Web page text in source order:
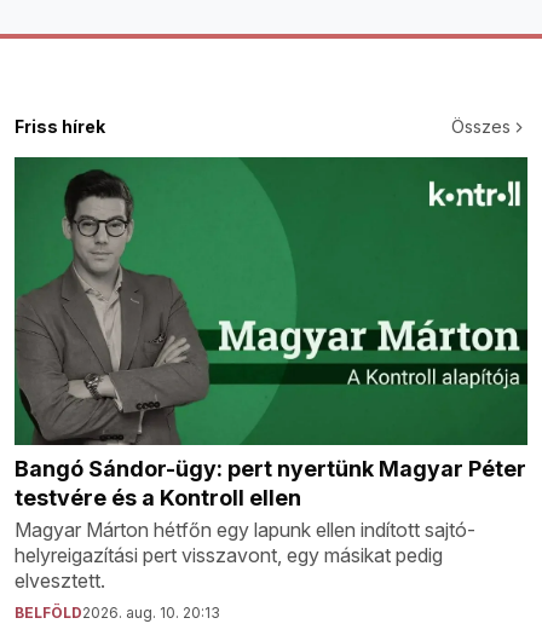
Friss hírek Összes
Bangó Sándor-ügy: pert nyertünk Magyar Péter
testvére és a Kontroll ellen
Magyar Márton hétfőn egy lapunk ellen indított sajtó-
helyreigazítási pert visszavont, egy másikat pedig
elvesztett.
BELFÖLD2026. aug. 10. 20:13